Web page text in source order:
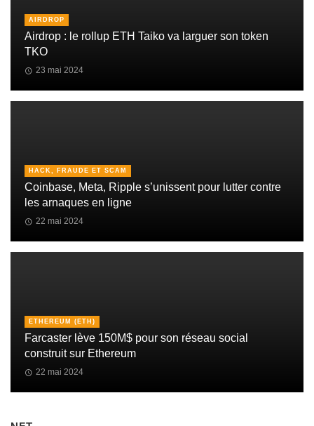
AIRDROP
Airdrop : le rollup ETH Taiko va larguer son token
TKO
23 mai 2024
HACK, FRAUDE ET SCAM
Coinbase, Meta, Ripple s’unissent pour lutter contre
les arnaques en ligne
22 mai 2024
ETHEREUM (ETH)
Farcaster lève 150M$ pour son réseau social
construit sur Ethereum
22 mai 2024